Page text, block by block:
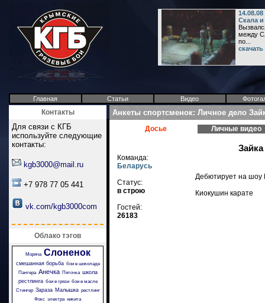
Скала и
между
по...
Главная Статьи Видео
Контакты
Для связи с КГБ
используйте следующие
контакты:
kgb3000@mail.ru
+7 978 77 05 441
vk.com/kgb3000com
Облако тэгов
Моряча Слоненок
смешанная борьба бои в шоколаде
Пантера Анечка Пяточка школа
рестлинга бои в грязи бои в масле
Стингер Зараза Малышка рестлинг
Фокс электра никита
Анкеты спортсменок: Личное дело
Досье Личные видео
Команда:
Беларусь
Статус:
в строю
Гостей:
26183
Зайка
Дебютирует на шоу
Киокушин карате